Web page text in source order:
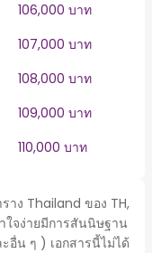
106,000 บาท
107,000 บาท
108,000 บาท
109,000 บาท
110,000 บาท
ง Thailand ของ TH,
ใจง่ายมีการสันนิษฐาน
อื่น ๆ ) เอกสารนี้ไม่ได้